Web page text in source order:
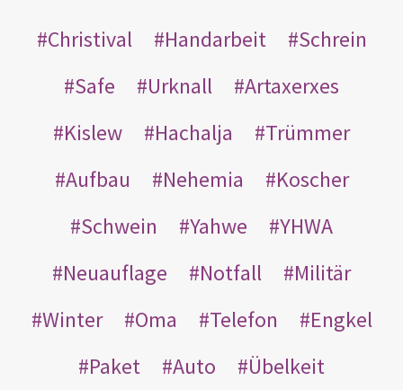
Christival Handarbeit
Schrein
Safe
Urknall
Artaxerxes
Kislew
Hachalja
Trümmer
Aufbau
Nehemia
Koscher
Schwein
Yahwe
YHWA
Neuauflage
Notfall
Militär
Winter
Oma Telefon
Engkel
Paket
Auto
Übelkeit